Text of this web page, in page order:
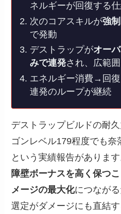
ネルギーが回復する仕
次のコアスキルが強
で発動
デストラップがオー
みで連発され、広範
エネルギー消費→回
連発のループが継続
デストラップビルドの耐
ゴンレベル179程度でも奈
という実績報告がありま
障壁ボーナスを高く保つ
メージの最大化につなが
選定がダメージにも直結